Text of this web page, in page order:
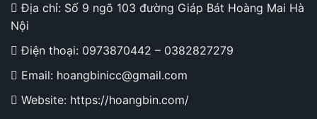
Địa chỉ: Số 9 ngõ 103 đường Giáp Bát Hoàng Mai Hà
Nội
Điện thoại: 0973870442 – 0382827279
Email: hoangbinicc@gmail.com
Website: https://hoangbin.com/